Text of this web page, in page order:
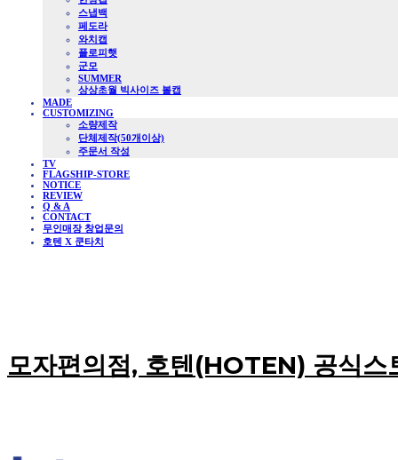
스냅백
페도라
와치캡
플로피햇
군모
SUMMER
상상초월 빅사이즈 볼캡
MADE
CUSTOMIZING
소량제작
단체제작(50개이상)
주문서 작성
TV
FLAGSHIP-STORE
NOTICE
REVIEW
Q & A
CONTACT
무인매장 창업문의
호텐 X 쿤타치
모자편의점, 호텐(HOTEN) 공식스